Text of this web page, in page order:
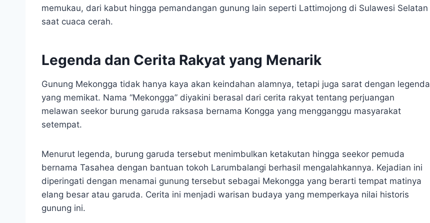
memukau, dari kabut hingga pemandangan gunung lain seperti Lattimojong di Sulawesi Selatan
saat cuaca cerah.
Legenda dan Cerita Rakyat yang Menarik
Gunung Mekongga tidak hanya kaya akan keindahan alamnya, tetapi juga sarat dengan legenda
yang memikat. Nama “Mekongga” diyakini berasal dari cerita rakyat tentang perjuangan
melawan seekor burung garuda raksasa bernama Kongga yang mengganggu masyarakat
setempat.
Menurut legenda, burung garuda tersebut menimbulkan ketakutan hingga seekor pemuda
bernama Tasahea dengan bantuan tokoh Larumbalangi berhasil mengalahkannya. Kejadian ini
diperingati dengan menamai gunung tersebut sebagai Mekongga yang berarti tempat matinya
elang besar atau garuda. Cerita ini menjadi warisan budaya yang memperkaya nilai historis
gunung ini.